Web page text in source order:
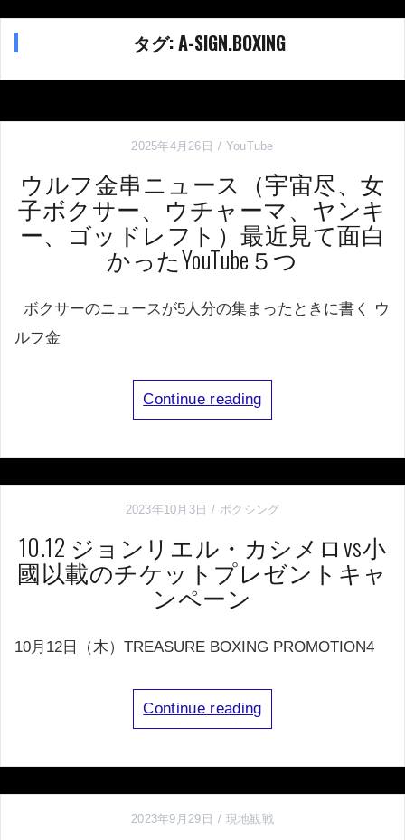
タグ:A-SIGN.BOXING
2025年4月26日 YouTube
ウルフ金串ニュース（宇宙尽、女
子ボクサー、ウチャーマ、ヤンキ
ー、ゴッドレフト）最近見て面白
かったYouTube５つ
ボクサーのニュースが5人分の集まったときに書く ウ
ルフ金
Continue reading
2023年10月3日 ボクシング
10.12 ジョンリエル・カシメロvs小
國以載のチケットプレゼントキャ
ンペーン
10月12日（木）TREASURE BOXING PROMOTION4
Continue reading
2023年9月29日 現地観戦